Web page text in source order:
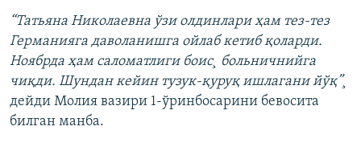
“Татьяна Николаевна ўзи олдинлари ҳам тез-тез
Германияга даволанишга ойлаб кетиб қоларди.
Ноябрда ҳам саломатлиги боис¸ больничнийга
чиқди. Шундан кейин тузук-қуруқ ишлагани йўқ”¸
дейди Молия вазири 1-ўринбосарини бевосита
билган манба.